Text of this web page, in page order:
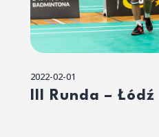
2022-02-01
III Runda –